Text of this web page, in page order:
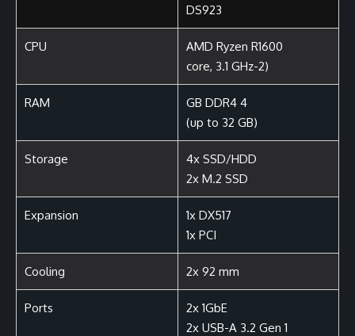
DS923
AMD Ryzen R1600
(2-core, 3.1 GHz
CPU
4 GB DDR4
(up to 32 GB)
RAM
4x SSD/HDD
2x M.2 SSD
Storage
1x DX517
1x PCI
Expansion
2x 92 mm
Cooling
2x 1GbE
2x USB-A 3.2 Gen 1
Ports